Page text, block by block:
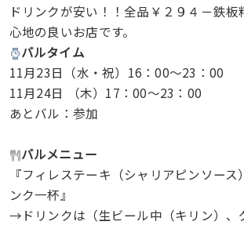
ドリンクが安い！！全品￥２９４－鉄
心地の良いお店です。
バルタイム
11月23日（水・祝）16：00～23：00
11月24日 （木）17：00～23：00
あとバル：参加
バルメニュー
『フィレステーキ（シャリアピンソース
ンク一杯』
→ドリンクは（生ビール中（キリン）、